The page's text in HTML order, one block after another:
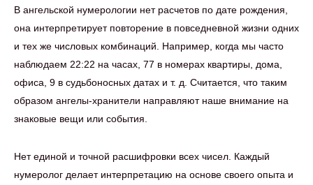
В ангельской нумерологии нет расчетов по дате рождения,
она интерпретирует повторение в повседневной жизни одних
и тех же числовых комбинаций. Например, когда мы часто
наблюдаем 22:22 на часах, 77 в номерах квартиры, дома,
офиса, 9 в судьбоносных датах и т. д. Считается, что таким
образом ангелы-хранители направляют наше внимание на
знаковые вещи или события.
Нет единой и точной расшифровки всех чисел. Каждый
нумеролог делает интерпретацию на основе своего опыта и